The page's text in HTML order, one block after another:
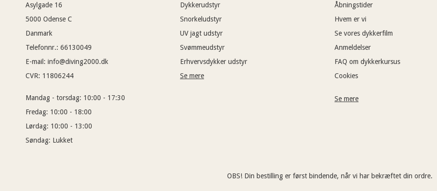
Asylgade 16
5000 Odense C
Danmark
Telefonnr.: 66130049
E-mail: info@diving2000.dk
CVR: 11806244
Mandag - torsdag: 10:00 - 17:30
Fredag: 10:00 - 18:00
Lørdag: 10:00 - 13:00
Søndag: Lukket
Dykkerudstyr
Snorkeludstyr
UV jagt udstyr
Svømmeudstyr
Erhvervsdykker udstyr
Se mere
Åbningstider
Hvem er vi
Se vores dykkerfilm
Anmeldelser
FAQ om dykkerkursus
Cookies
Se mere
OBS! Din bestilling er først bindende, når vi har bekræftet din ordre.